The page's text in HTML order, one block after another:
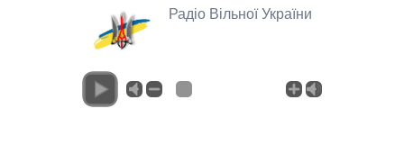
Радіо Вільної України